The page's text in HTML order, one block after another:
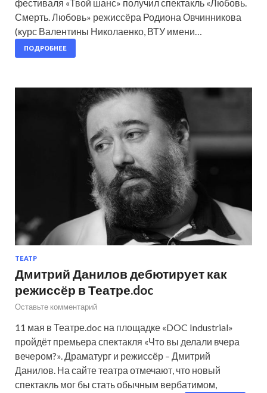
фестиваля «Твой шанс» получил спектакль «Любовь.
Смерть. Любовь» режиссёра Родиона Овчинникова
(курс Валентины Николаенко, ВТУ имени…
ПОДРОБНЕЕ
ТЕАТР
Дмитрий Данилов дебютирует как
режиссёр в Театре.doc
Оставьте комментарий
11 мая в Театре.doc на площадке «DOC Industrial»
пройдёт премьера спектакля «Что вы делали вчера
вечером?». Драматург и режиссёр – Дмитрий
Данилов. На сайте театра отмечают, что новый
спектакль мог бы стать обычным вербатимом,